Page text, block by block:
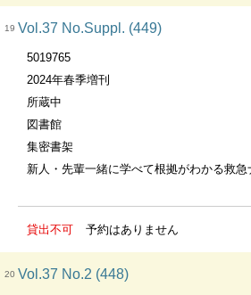
19 Vol.37 No.Suppl. (449)
5019765
2024年春季増刊
所蔵中
図書館
集密書架
新人・先輩一緒に学べて根拠がわかる救
貸出不可 予約はありません
20 Vol.37 No.2 (448)